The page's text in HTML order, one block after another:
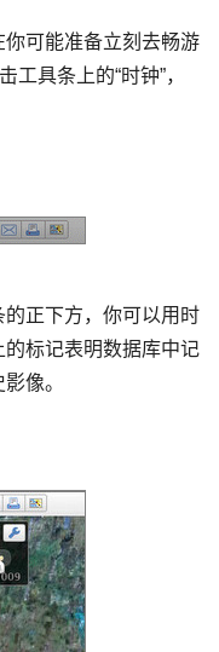
可能准备立刻去畅游
具条上的“时钟”，
正下方，你可以用时
标记表明数据库中记
像。